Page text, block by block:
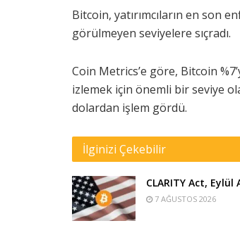
Bitcoin, yatırımcıların en son
görülmeyen seviyelere sıçradı.
Coin Metrics’e göre, Bitcoin
izlemek için önemli bir seviye
dolardan işlem gördü.
İlginizi Çekebilir
CLARITY Act, Eylül
7 AĞUSTOS 2026